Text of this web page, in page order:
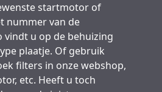
startmotor of
nummer van de
u op de behuizing
plaatje. Of gebruik
filters in onze webshop,
etc. Heeft u toch